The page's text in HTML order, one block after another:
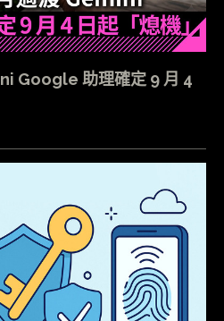
Google 助理確定 9 月 4